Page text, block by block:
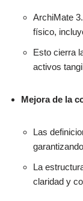
ArchiMate
físico,
Esto cierra
activos
Mejora de la
Las
La
claridad y